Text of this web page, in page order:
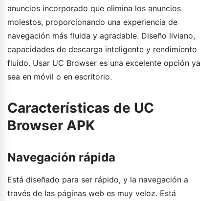
anuncios incorporado que elimina los anuncios
molestos, proporcionando una experiencia de
navegación más fluida y agradable. Diseño liviano,
capacidades de descarga inteligente y rendimiento
fluido. Usar UC Browser es una excelente opción ya
sea en móvil o en escritorio.
Características de UC
Browser APK
Navegación rápida
Está diseñado para ser rápido, y la navegación a
través de las páginas web es muy veloz. Está